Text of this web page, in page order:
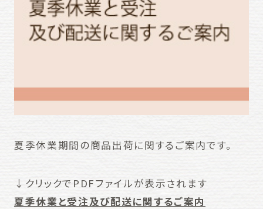
夏季休業期間の商品出荷に関するご案内です。
↓クリックでPDFファイルが表示されます
夏季休業と受注及び配送に関するご案内